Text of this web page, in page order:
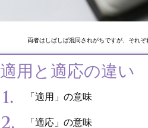
両者はしばしば混同されがちですが、それ
適用と適応の違い
「適用」の意味
「適応」の意味